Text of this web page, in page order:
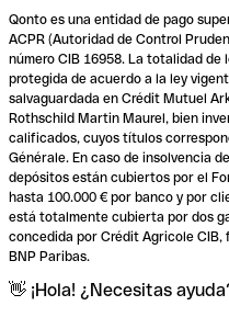
Qonto es una entidad de pago
ACPR (Autoridad de Control
número CIB 16958. La totalidad
protegida de acuerdo a la ley
salvaguardada en Crédit Mutuel
Rothschild Martin Maurel, bien
calificados, cuyos títulos
Générale. En caso de insolvencia
depósitos están cubiertos por el
hasta 100.000 € por banco y por
está totalmente cubierta por dos
concedida por Crédit Agricole
BNP Paribas.
👋 ¡Hola! ¿Necesitas